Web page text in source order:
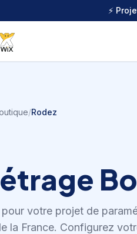
⚡
/Rodez
votre projet de
la France. Configurez